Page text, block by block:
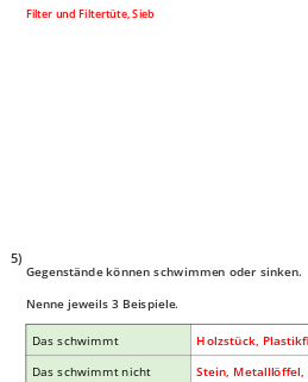
Filter und Filtertüte, Sieb
5)
Gegenstände können schwimmen oder sinken.
Nenne jeweils 3 Beispiele.
Das schwimmt
Holzstück,
Das schwimmt nicht
Stein, Metalllöffel,